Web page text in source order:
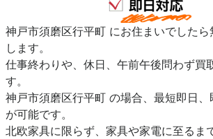
神戸市須磨区行平町 にお住まいでしたら
します。
仕事終わりや、休日、午前午後問わず買
す。
神戸市須磨区行平町 の場合、最短即日、
が可能です。
北欧家具に限らず、家具や家電に至るま